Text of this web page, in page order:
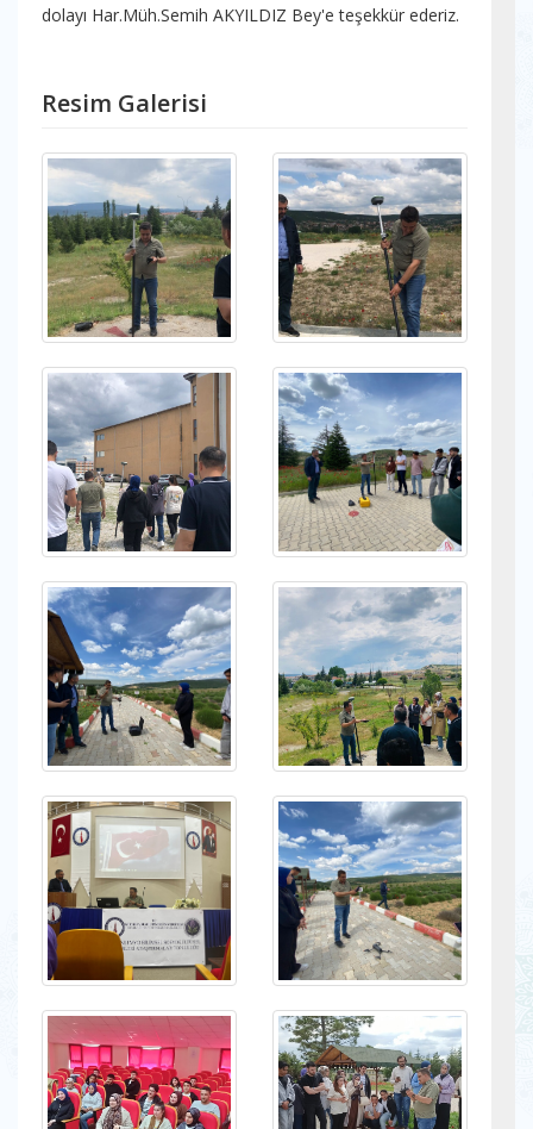
dolayı Har.Müh.Semih AKYILDIZ Bey'e teşekkür ederiz.
Resim Galerisi